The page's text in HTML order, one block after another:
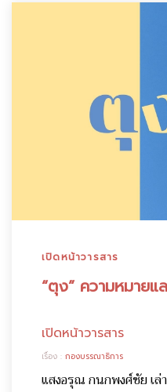
เปิดหน้าวารสาร
“ตุง” ความหมายแ
เปิดหน้าวารสาร
เรื่อง : กองบรรณาธิการ
แสงอรุณ กนกพงศ์ชัย เล่